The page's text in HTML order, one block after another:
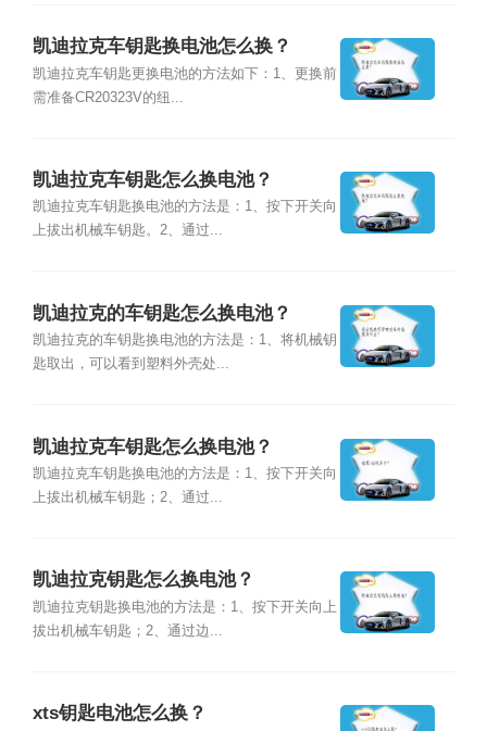
凯迪拉克车钥匙换电池怎么换？
凯迪拉克车钥匙更换电池的方法如下：1、更换前
需准备CR20323V的纽...
凯迪拉克车钥匙怎么换电池？
凯迪拉克车钥匙换电池的方法是：1、按下开关向
上拔出机械车钥匙。2、通过...
凯迪拉克的车钥匙怎么换电池？
凯迪拉克的车钥匙换电池的方法是：1、将机械钥
匙取出，可以看到塑料外壳处...
凯迪拉克车钥匙怎么换电池？
凯迪拉克车钥匙换电池的方法是：1、按下开关向
上拔出机械车钥匙；2、通过...
凯迪拉克钥匙怎么换电池？
凯迪拉克钥匙换电池的方法是：1、按下开关向上
拔出机械车钥匙；2、通过边...
xts钥匙电池怎么换？